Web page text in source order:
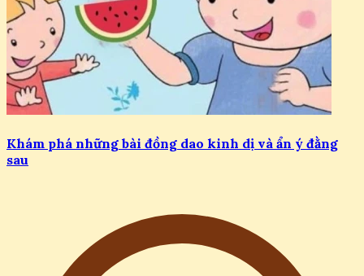
Khám phá những bài đồng dao kinh dị và ẩn ý đằng
sau